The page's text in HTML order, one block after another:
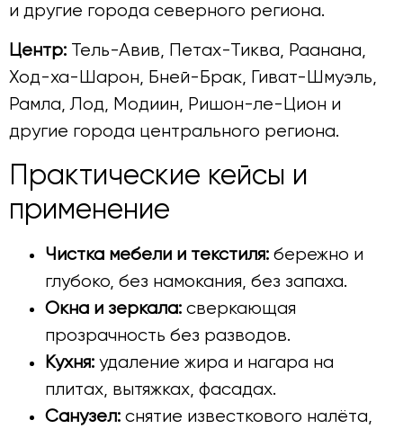
и другие города северного региона.
Центр: Тель-Авив, Петах-Тиква, Раанана,
Ход-ха-Шарон, Бней-Брак, Гиват-Шмуэль,
Рамла, Лод, Модиин, Ришон-ле-Цион и
другие города центрального региона.
Практические кейсы и
применение
Чистка мебели и текстиля: бережно и
глубоко, без намокания, без запаха.
Окна и зеркала: сверкающая
прозрачность без разводов.
Кухня: удаление жира и нагара на
плитах, вытяжках, фасадах.
Санузел: снятие известкового налёта,